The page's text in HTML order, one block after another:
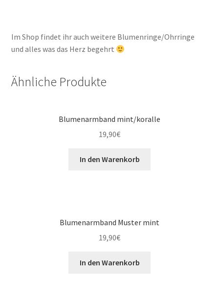
Im Shop findet ihr auch weitere Blumenringe/Ohrringe
und alles was das Herz begehrt
Ähnliche Produkte
Blumenarmband mint/koralle
19,90€
In den Warenkorb
Blumenarmband Muster mint
19,90€
In den Warenkorb